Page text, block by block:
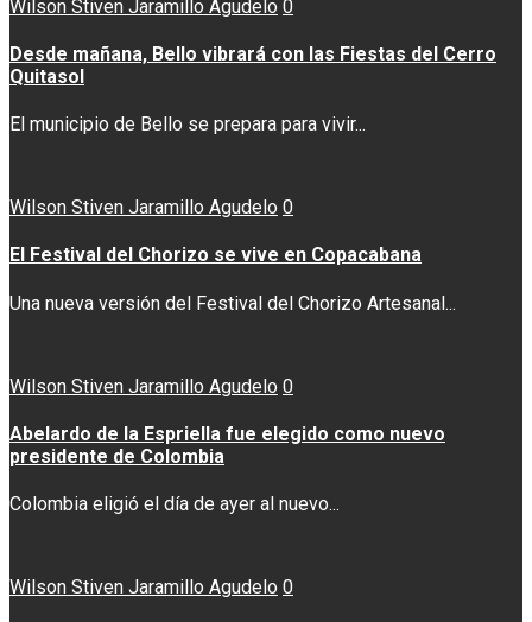
Wilson Stiven Jaramillo Agudelo 0
Desde mañana, Bello vibrará con las Fiestas del Cerro
Quitasol
El municipio de Bello se prepara para vivir...
Wilson Stiven Jaramillo Agudelo 0
El Festival del Chorizo se vive en Copacabana
Una nueva versión del Festival del Chorizo Artesanal...
Wilson Stiven Jaramillo Agudelo 0
Abelardo de la Espriella fue elegido como nuevo
presidente de Colombia
Colombia eligió el día de ayer al nuevo...
Wilson Stiven Jaramillo Agudelo 0